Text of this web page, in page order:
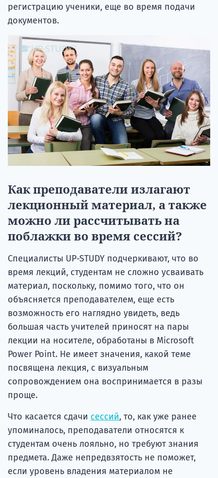
регистрацию ученики, еще во время подачи
документов.
Как преподаватели излагают
лекционный материал, а также
можно ли рассчитывать на
поблажки во время сессий?
Специалисты UP-STUDY подчеркивают, что во
время лекций, студентам не сложно усваивать
материал, поскольку, помимо того, что он
объясняется преподавателем, еще есть
возможность его наглядно увидеть, ведь
большая часть учителей приносят на пары
лекции на носителе, обработаны в Microsoft
Power Point. Не имеет значения, какой теме
посвящена лекция, с визуальным
сопровождением она воспринимается в разы
проще.
Что касается сдачи сессий, то, как уже ранее
упоминалось, преподаватели относятся к
студентам очень лояльно, но требуют знания
предмета. Даже непредвзятость не поможет,
если уровень владения материалом не